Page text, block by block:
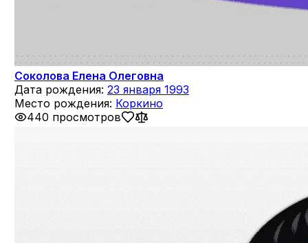
Соколова Елена Олеговна
Дата рождения: 23 января 1993
Место рождения: Коркино
440 просмотров